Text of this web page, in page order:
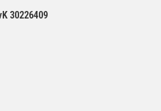
30226409